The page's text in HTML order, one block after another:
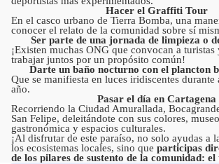
Hacer el Graffiti Tour
En el casco urbano de Tierra Bomba, una
conocer el relato de la comunidad sobre sí
Ser parte de una jornada de limpieza o
¡Existen muchas ONG que convocan a turistas
trabajar juntos por un propósito común!
Darte un baño nocturno con el plancton
Que se manifiesta en luces iridiscentes durante
año.
Pasar el día en Cartagena
Recorriendo la Ciudad Amurallada,
San Felipe, deleitándote con sus colores,
gastronómica y espacios culturales.
¡Al disfrutar de este paraíso, no solo ayudas a
los ecosistemas locales, sino que participas
de los pilares de sustento de la comunidad: